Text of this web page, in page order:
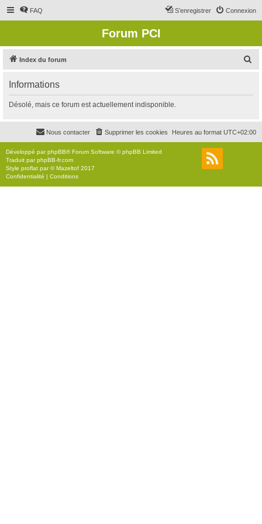
FAQ Connexion
S’enregistrer
Forum PCI
Index du forum
r
c
r
Informations
Désolé, mais ce forum est actuellement indisponible.
Heures au format UTC+02:00
Supprimer les cookies
Nous contacter
Développé parphpBB® Forum Software © phpBB Limited
Traduit parphpBB-fr.com
Style proflat par ©Mazeltof 2017
Confidentialité | Conditions